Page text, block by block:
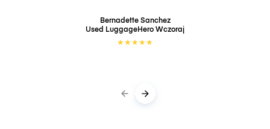
Bernadette Sanchez
Used LuggageHeroWczoraj
★★★★★